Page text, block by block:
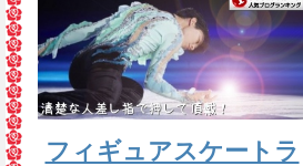
フィギュアスケートラ